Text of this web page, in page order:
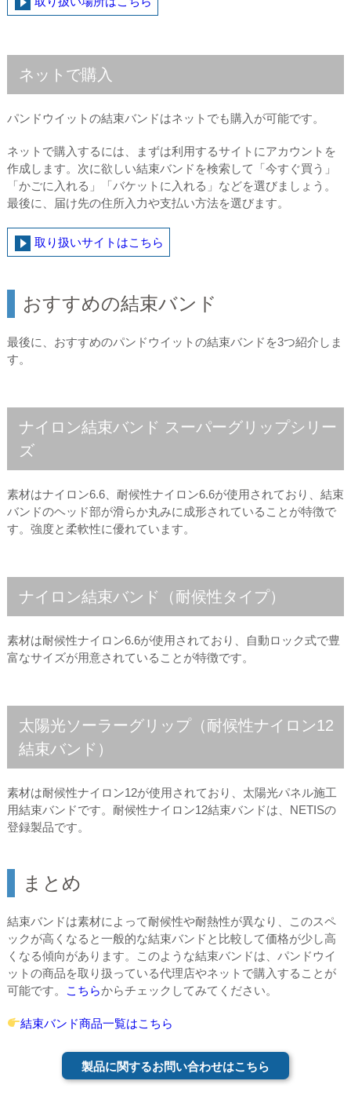
ネットで購入
パンドウイットの結束バンドはネットでも購入が可能です。
ネットで購入するには、まずは利用するサイトにアカウントを
作成します。次に欲しい結束バンドを検索して「今すぐ買う」
「かごに入れる」「バケットに入れる」などを選びましょう。
最後に、届け先の住所入力や支払い方法を選びます。
取り扱いサイトはこちら
おすすめの結束バンド
最後に、おすすめのパンドウイットの結束バンドを3つ紹介しま
す。
ナイロン結束バンド スーパーグリップシリー
ズ
素材はナイロン6.6、耐候性ナイロン6.6が使用されており、結束
バンドのヘッド部が滑らか丸みに成形されていることが特徴で
す。強度と柔軟性に優れています。
ナイロン結束バンド（耐候性タイプ）
素材は耐候性ナイロン6.6が使用されており、自動ロック式で豊
富なサイズが用意されていることが特徴です。
太陽光ソーラーグリップ（耐候性ナイロン12
結束バンド）
素材は耐候性ナイロン12が使用されており、太陽光パネル施工
用結束バンドです。耐候性ナイロン12結束バンドは、NETISの
登録製品です。
まとめ
結束バンドは素材によって耐候性や耐熱性が異なり、このスペ
ックが高くなると一般的な結束バンドと比較して価格が少し高
くなる傾向があります。このような結束バンドは、パンドウイ
ットの商品を取り扱っている代理店やネットで購入することが
可能です。
こちらからチェックしてみてください。
結束バンド商品一覧はこちら
製品に関するお問い合わせはこちら